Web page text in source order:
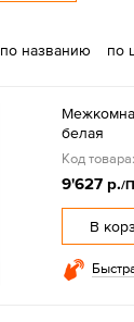
по названию по
белая
Код
9'627 р./
В